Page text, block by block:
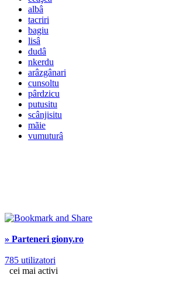
albâ
tacriri
bagiu
lisâ
dudâ
nkerdu
arâzgânari
cunsoltu
pârdzicu
putusitu
scânjisitu
mãie
vumuturâ
» Parteneri giony.ro
785 utilizatori
cei mai activi